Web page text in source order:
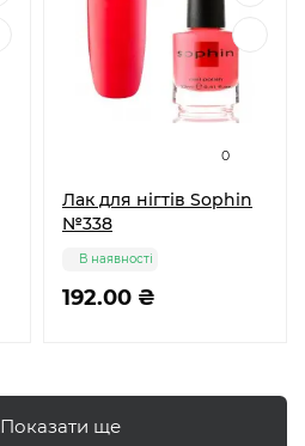
0
Лак для нігтів Sophin
№338
192.00 ₴
В наявності
Показати ще